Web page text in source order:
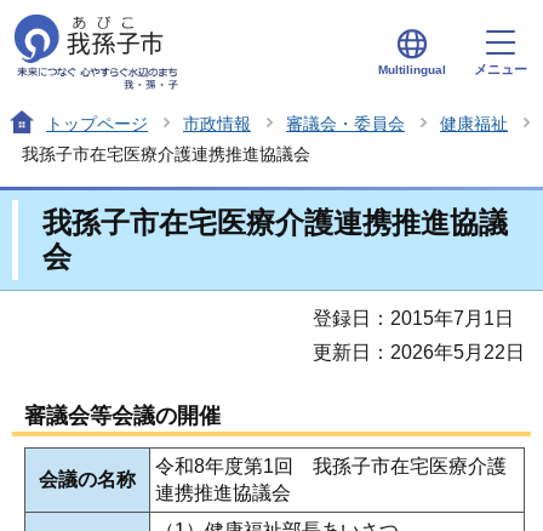
Multilingual メニュー
トップページ 市政情報 審議会・委員会
健康福祉
我孫子市在宅医療介護連携推進協議会
我孫子市在宅医療介護連携推進協議
会
登録日：2015年7月1日
更新日：2026年5月22日
審議会等会議の開催
会議の名称
令和8年度第1回 我孫子市在宅医療介護
連携推進協議会